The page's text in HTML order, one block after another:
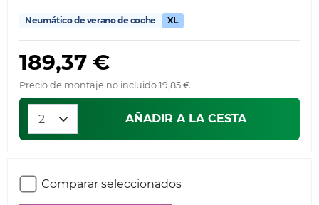
Neumático de verano de coche XL
189,37 €
Precio de montaje no incluido 19,85 €
AÑADIR A LA CESTA
Comparar seleccionados